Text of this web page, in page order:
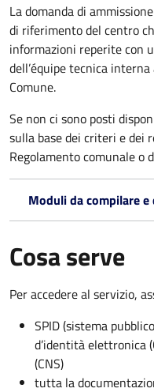
La domanda di
di riferimento del centro
informazioni reperite con
dell’équipe tecnica
Comune.
Se non ci sono posti
sulla base dei criteri e dei
Regolamento comunale o
Moduli da compilare
Cosa serve
Per accedere al servizio,
SPID (sistema
d’identità elettronica
(CNS)
tutta la